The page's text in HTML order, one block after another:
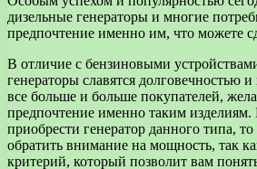
дизельные генераторы и многие
предпочтение именно им, что можете
В отличие с бензиновыми
генераторы славятся долговечностью
все больше и больше покупателей,
предпочтение именно таким изделиям.
приобрести генератор данного типа,
обратить внимание на мощность, так
критерий, который позволит вам